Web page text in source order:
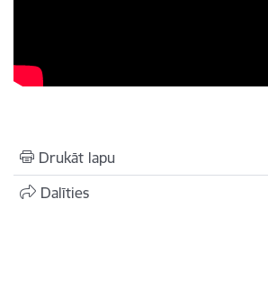
Drukāt lapu
Dalīties